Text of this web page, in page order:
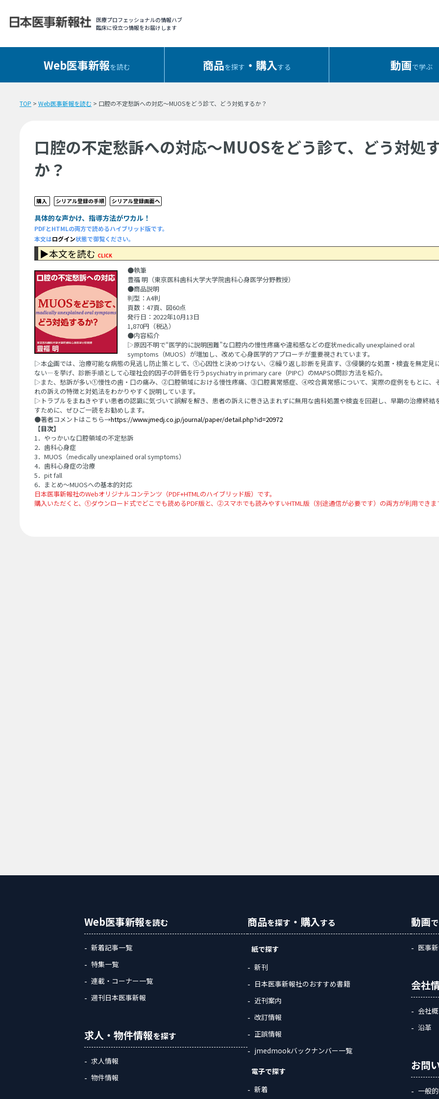
医療プロフェッショナルの情報ハブ
臨床に役立つ情報をお届けします
Web医事新報を読む 商品を探す ・購入する 動画で学ぶ
TOP > Web医事新報を読む > 口腔の不定愁訴への対応〜MUOSをどう診て、どう対処するか？
口腔の不定愁訴への対応〜MUOSをどう診て、どう対処
か？
購入 シリアル登録の手順 シリアル登録画面へ
具体的な声かけ、指導方法がワカル！
PDFとHTMLの両方で読めるハイブリッド版です。
本文はログイン状態で御覧ください。
▶本文を読む CLICK
●執筆
豊福 明（東京医科歯科大学大学院歯科心身医学分野教授）
●商品説明
判型：A4判
頁数：47頁、図60点
発行日：2022年10月13日
1,870円（税込）
●内容紹介
▷原因不明で“医学的に説明困難”な口腔内の慢性疼痛や違和感などの症状medically unexplained oral
symptoms（MUOS）が増加し、改めて心身医学的アプローチが重要視されています。
▷本企画では、治療可能な病態の見逃し防止策として、①心因性と決めつけない、②繰り返し診断を見直す、③侵襲的な処置・検査を無定見
ない―を挙げ、診断手順として心理社会的因子の評価を行うpsychiatry in primary care（PIPC）のMAPSO問診方法を紹介。
▷また、愁訴が多い①慢性の歯・口の痛み、②口腔領域における慢性疼痛、③口腔異常感症、④咬合異常感について、実際の症例をもとに、
れの訴えの特徴と対処法をわかりやすく説明しています。
▷トラブルをまねきやすい患者の認識に気づいて誤解を解き、患者の訴えに巻き込まれずに無用な歯科処置や検査を回避し、早期の治療終結
すために、ぜひご一読をお勧めします。
●著者コメントはこちら→https://www.jmedj.co.jp/journal/paper/detail.php?id=20972
【目次】
1．やっかいな口腔領域の不定愁訴
2．歯科心身症
3．MUOS（medically unexplained oral symptoms）
4．歯科心身症の治療
5．pit fall
6．まとめ〜MUOSへの基本的対応
日本医事新報社のWebオリジナルコンテンツ（PDF+HTMLのハイブリッド版）です。
購入いただくと、①ダウンロード式でどこでも読めるPDF版と、②スマホでも読みやすいHTML版（別途通信が必要です）の両方が利用できま
Web医事新報を読む
新着記事一覧
特集一覧
連載・コーナー一覧
週刊日本医事新報
求人・物件情報を探す
求人情報
物件情報
商品を探す ・購入する
紙で探す
新刊
日本医事新報社のおすすめ書籍
近刊案内
改訂情報
正誤情報
jmedmookバックナンバー一覧
電子で探す
新着
動画
医事
会社
会社
沿革
お問
一般